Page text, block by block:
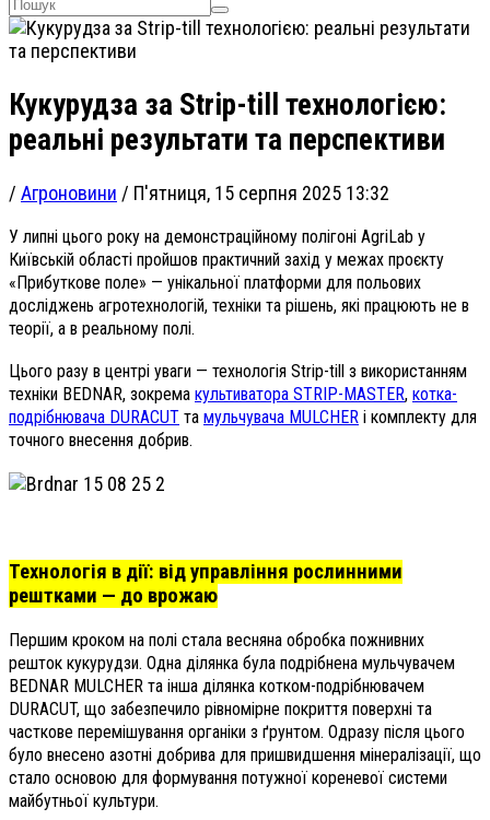
Кукурудза за Strip-till технологією:
реальні результати та перспективи
/ Агроновини / П'ятниця, 15 серпня 2025 13:32
У липні цього року на демонстраційному полігоні AgriLab у
Київській області пройшов практичний захід у межах проєкту
«Прибуткове поле» — унікальної платформи для польових
досліджень агротехнологій, техніки та рішень, які працюють не в
теорії, а в реальному полі.
Цього разу в центрі уваги — технологія Strip-till з використанням
техніки BEDNAR, зокрема культиватора STRIP-MASTER, котка-
подрібнювача DURACUT та мульчувача MULCHER і комплекту для
точного внесення добрив.
Технологія в дії: від управління рослинними
рештками — до врожаю
Першим кроком на полі стала весняна обробка пожнивних
решток кукурудзи. Одна ділянка була подрібнена мульчувачем
BEDNAR MULCHER та інша ділянка котком-подрібнювачем
DURACUT, що забезпечило рівномірне покриття поверхні та
часткове перемішування органіки з ґрунтом. Одразу після цього
було внесено азотні добрива для пришвидшення мінералізації, що
стало основою для формування потужної кореневої системи
майбутньої культури.